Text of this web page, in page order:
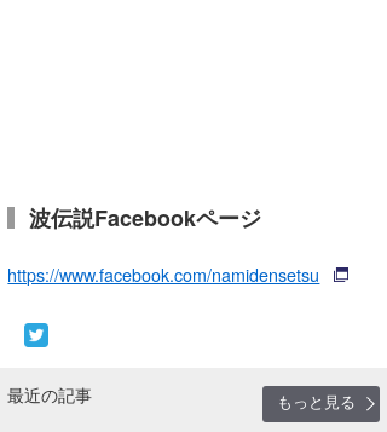
波伝説Facebookページ
https://www.facebook.com/namidensetsu
最近の記事
もっと見る
Yasunari Inoue
CBA Films
Colors MAGAZINE
福島寿実子
田原啓江
波伝説スタッフ
chan-U
波伝説